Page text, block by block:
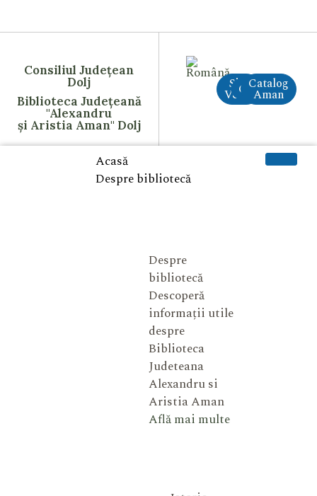
Consiliul Județean
Dolj
Biblioteca Județeană
"Alexandru
și Aristia Aman" Dolj
Site
VechiCreAI
Catalog
Aman
Acasă
Despre bibliotecă
Despre
bibliotecă
Descoperă
informații utile
despre
Biblioteca
Judeteana
Alexandru si
Aristia Aman
Află mai multe